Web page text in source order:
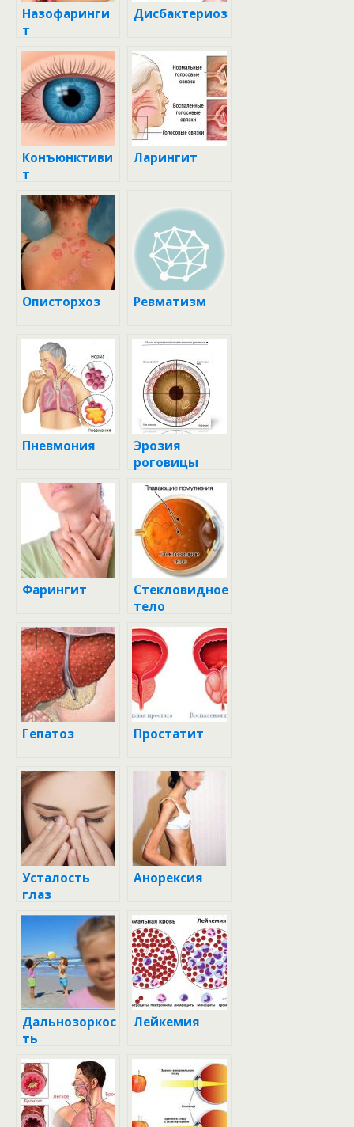
Назофаринги
т
Дисбактериоз
Конъюнктиви
т
Ларингит
Описторхоз Ревматизм
Пневмония
Эрозия
роговицы
Фарингит
Стекловидное
тело
Гепатоз Простатит
Усталость
глаз
Анорексия
Дальнозоркос
ть
Лейкемия